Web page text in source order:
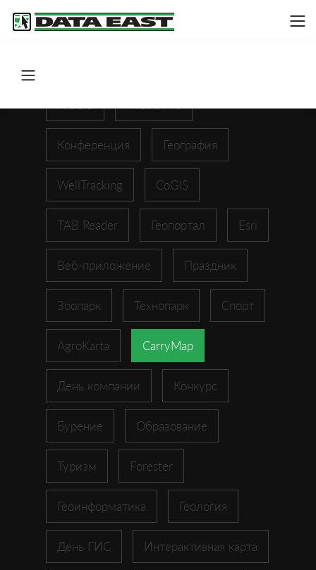
Конференция География
WellTracking CoGIS
TAB Reader Геопортал Esri
Веб-приложение Праздник
Зоопарк Технопарк Спорт
AgroKarta CarryMap
День компании Конкурс
Бурение Образование
Туризм Forester
Геоинформатика Геология
День ГИС Интерактивная карта